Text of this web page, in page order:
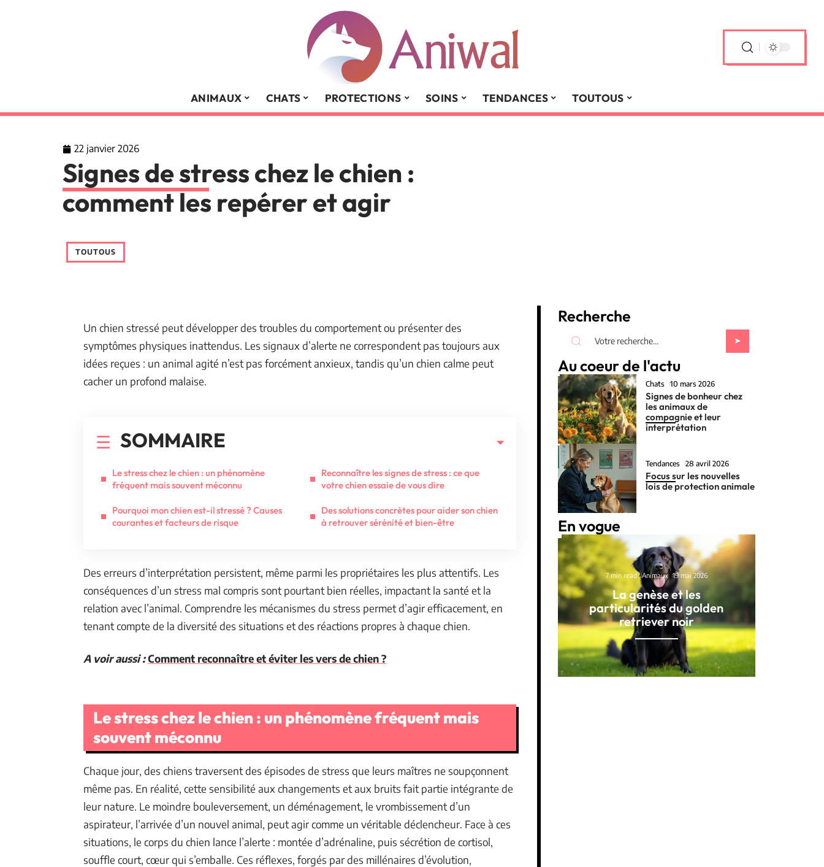
ANIMAUX CHATS PROTECTIONS SOINS TENDANCES TOUTOUS
22 janvier 2026
Signes de stress chez le chien :
comment les repérer et agir
TOUTOUS
Un chien stressé peut développer des troubles du comportement ou présenter des
symptômes physiques inattendus. Les signaux d’alerte ne correspondent pas toujours aux
idées reçues : un animal agité n’est pas forcément anxieux, tandis qu’un chien calme peut
cacher un profond malaise.
SOMMAIRE
Le stress chez le chien : un phénomène
fréquent mais souvent méconnu
Pourquoi mon chien est-il stressé ? Causes
courantes et facteurs de risque
Reconnaître les signes de stress : ce que
votre chien essaie de vous dire
Des solutions concrètes pour aider son chien
à retrouver sérénité et bien-être
Des erreurs d’interprétation persistent, même parmi les propriétaires les plus attentifs. Les
conséquences d’un stress mal compris sont pourtant bien réelles, impactant la santé et la
relation avec l’animal. Comprendre les mécanismes du stress permet d’agir efficacement, en
tenant compte de la diversité des situations et des réactions propres à chaque chien.
A voir aussi :Comment reconnaître et éviter les vers de chien ?
Le stress chez le chien : un phénomène fréquent mais
souvent méconnu
Chaque jour, des chiens traversent des épisodes de stress que leurs maîtres ne soupçonnent
même pas. En réalité, cette sensibilité aux changements et aux bruits fait partie intégrante de
leur nature. Le moindre bouleversement, un déménagement, le vrombissement d’un
aspirateur, l’arrivée d’un nouvel animal, peut agir comme un véritable déclencheur. Face à ces
situations, le corps du chien lance l’alerte : montée d’adrénaline, puis sécrétion de cortisol,
souffle court, cœur qui s’emballe. Ces réflexes, forgés par des millénaires d’évolution,
Recherche
Au coeur de l'actu
Chats 10 mars 2026
Signes de bonheur chez
les animaux de
compagnie et leur
interprétation
Tendances 28 avril 2026
Focus sur les nouvelles
lois de protection animale
En vogue
7 min read Animaux 19 mai 2026
La genèse et les
particularités du golden
retriever noir